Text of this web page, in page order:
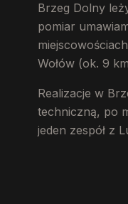
Brzeg Dolny
pomiar
Wołów (ok. 9
Realizacje w
techniczną, po
jeden zespół z